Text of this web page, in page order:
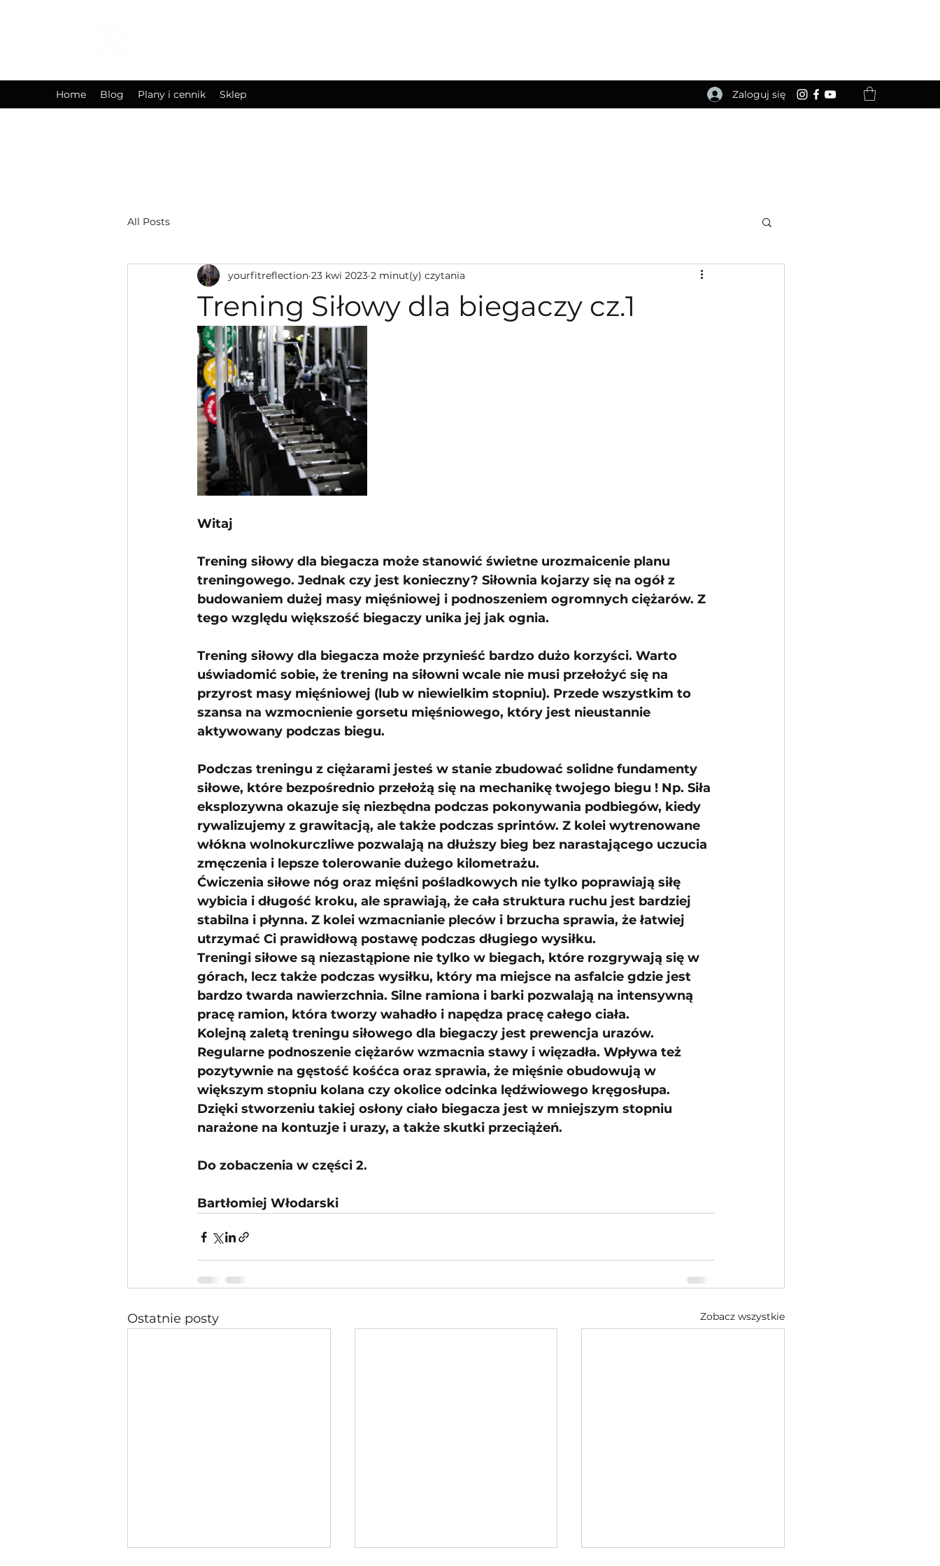
Home Blog Plany i cennik Sklep Zaloguj się
All Posts
Trening Siłowy dla biegaczy cz.1
yourfitreflection 23 kwi 2023 2 minut(y) czytania
Witaj
Trening siłowy dla biegacza może stanowić świetne urozmaicenie planu
treningowego. Jednak czy jest konieczny? Siłownia kojarzy się na ogół z
budowaniem dużej masy mięśniowej i podnoszeniem ogromnych ciężarów. Z
tego względu większość biegaczy unika jej jak ognia.
Trening siłowy dla biegacza może przynieść bardzo dużo korzyści. Warto
uświadomić sobie, że trening na siłowni wcale nie musi przełożyć się na
przyrost masy mięśniowej (lub w niewielkim stopniu). Przede wszystkim to
szansa na wzmocnienie gorsetu mięśniowego, który jest nieustannie
aktywowany podczas biegu.
Podczas treningu z ciężarami jesteś w stanie zbudować solidne fundamenty
siłowe, które bezpośrednio przełożą się na mechanikę twojego biegu ! Np. Siła
eksplozywna okazuje się niezbędna podczas pokonywania podbiegów, kiedy
rywalizujemy z grawitacją, ale także podczas sprintów. Z kolei wytrenowane
włókna wolnokurczliwe pozwalają na dłuższy bieg bez narastającego uczucia
zmęczenia i lepsze tolerowanie dużego kilometrażu.
Ćwiczenia siłowe nóg oraz mięśni pośladkowych nie tylko poprawiają siłę
wybicia i długość kroku, ale sprawiają, że cała struktura ruchu jest bardziej
stabilna i płynna. Z kolei wzmacnianie pleców i brzucha sprawia, że łatwiej
utrzymać Ci prawidłową postawę podczas długiego wysiłku.
Treningi siłowe są niezastąpione nie tylko w biegach, które rozgrywają się w
górach, lecz także podczas wysiłku, który ma miejsce na asfalcie gdzie jest
bardzo twarda nawierzchnia. Silne ramiona i barki pozwalają na intensywną
pracę ramion, która tworzy wahadło i napędza pracę całego ciała.
Kolejną zaletą treningu siłowego dla biegaczy jest prewencja urazów.
Regularne podnoszenie ciężarów wzmacnia stawy i więzadła. Wpływa też
pozytywnie na gęstość kośćca oraz sprawia, że mięśnie obudowują w
większym stopniu kolana czy okolice odcinka lędźwiowego kręgosłupa.
Dzięki stworzeniu takiej osłony ciało biegacza jest w mniejszym stopniu
narażone na kontuzje i urazy, a także skutki przeciążeń.
Do zobaczenia w części 2.
Bartłomiej Włodarski
Ostatnie posty Zobacz wszystkie